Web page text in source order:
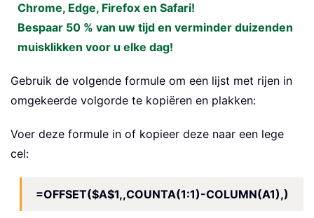
Chrome, Edge, Firefox en Safari!
Bespaar 50 % van uw tijd en verminder duizenden
muisklikken voor u elke dag!
Gebruik de volgende formule om een lijst met rijen in
omgekeerde volgorde te kopiëren en plakken:
Voer deze formule in of kopieer deze naar een lege
cel:
=OFFSET($A$1,,COUNTA(1:1)-COLUMN(A1),)